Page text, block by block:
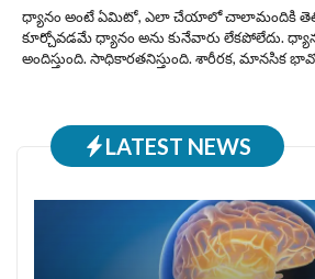
ధ్యానం అంటే ఏమిటో, ఎలా చేయాలో చాలామందికి
కూర్చోవడమే ధ్యానం అను కునేవారు లేకపోలేదు.
అందిస్తుంది. సాధికారతనిస్తుంది. శారీరక, మానసిక
LATEST NEWS